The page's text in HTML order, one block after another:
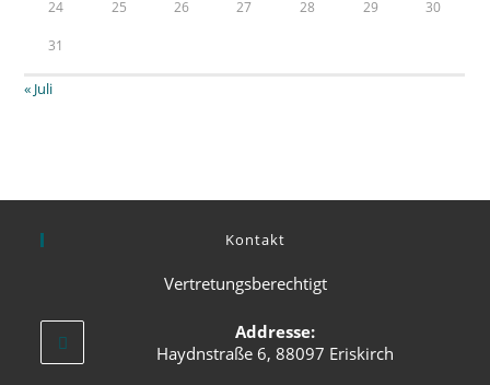
24 25 26 27 28 29 30
31
« Juli
Kontakt
Vertretungsberechtigt
Addresse:
Haydnstraße 6, 88097 Eriskirch